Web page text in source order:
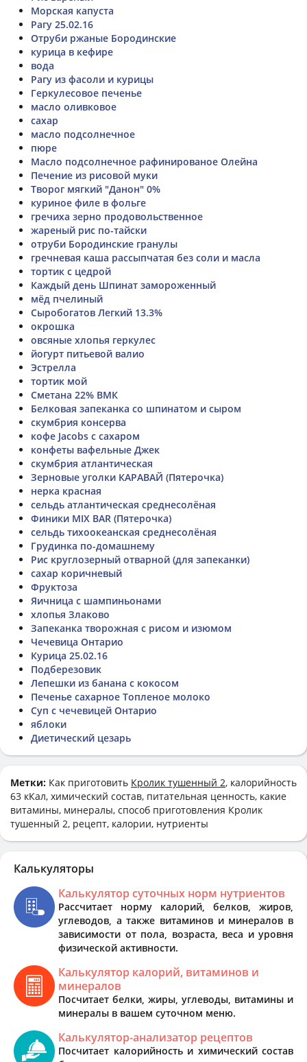
Морская капуста
Рагу 25.02.16
Отруби ржаные Бородинские
курица в кефире
вода
Рагу из фасоли и курицы
Геркулесовое печенье
масло оливковое
сахар
масло подсолнечное
пюре
Масло подсолнечное рафинированое Олейна
Печение из рисовой муки
Творог мягкий "Данон" 0%
куриное филе в фольге
гречиха зерно продовольственное
жареный рис по-тайски
отруби Бородинские гранулы
гречневая каша рассыпчатая без соли и масла
тортик с цедрой
Каждый день Шпинат замороженный
мёд пчелиный
Сыробогатов Легкий 13.3%
окрошка
овсяные хлопья геркулес
йогурт питьевой валио
Эстрелла
тортик мой
Сметана 22% ВМК
Белковая запеканка со шпинатом и сыром
скумбрия консерва
кофе Jacobs с сахаром
конфеты вафельные Джек
скумбрия атлантическая
Зерновые уголки КАРАВАЙ (Пятерочка)
нерка красная
сельдь атлантическая среднесолёная
Финики MIX BAR (Пятерочка)
сельдь тихоокеанская среднесолёная
Грудинка по-домашнему
Рис круглозерный отварной (для запеканки)
сахар коричневый
Фруктоза
Яичница с шампиньонами
хлопья Злаково
Запеканка творожная с рисом и изюмом
Чечевица Онтарио
Курица 25.02.16
Подберезовик
Лепешки из банана с кокосом
Печенье сахарное Топленое молоко
Суп с чечевицей Онтарио
яблоки
Диетический цезарь
Метки: Как приготовить Кролик тушенный 2, калорийность
63 кКал, химический состав, питательная ценность, какие
витамины, минералы, способ приготовления Кролик
тушенный 2, рецепт, калории, нутриенты
Калькуляторы
Калькулятор суточных норм нутриентов
Рассчитает норму калорий, белков, жиров,
углеводов, а также витаминов и минералов в
зависимости от пола, возраста, веса и уровня
физической активности.
Калькулятор калорий, витаминов и
минералов
Посчитает белки, жиры, углеводы, витамины и
минералы в вашем суточном меню.
Калькулятор-анализатор рецептов
Посчитает калорийность и химический состав